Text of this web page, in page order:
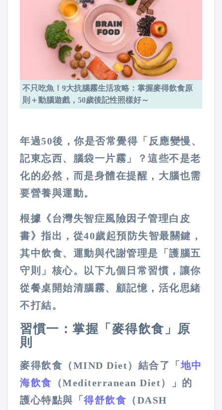
不只吃魚！9大抗腦霧生活攻略：掌握麥得飲食原
則＋動腦遊戲，50歲後記性照樣好～
年過50後，你是否常覺得「反應變慢、
記東忘西、腦袋一片霧」？這些不是老
化的必然，而是身體在提醒，大腦也需
要營養與運動。
根據《台灣失智症風險因子管理白皮
書》指出，從40歲起預防失智最關鍵，
其中飲食、運動與代謝管理是「護腦五
守則」核心。以下九個日常習慣，讓你
從餐桌開始清腦霧、顧記憶，活化思緒
不打結。
習慣一：掌握「麥得飲食」原
則
麥得飲食（MIND Diet）結合了「地中
海飲食 （Mediterranean Diet）」的
護心特點與「得舒飲食 （DASH